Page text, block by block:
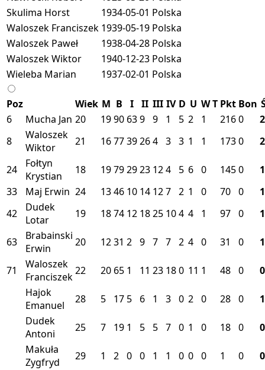
Skulima Horst
1934-05-01 Polska
Waloszek Franciszek 1939-05-19 Polska
Waloszek Paweł
1938-04-28 Polska
Waloszek Wiktor
1940-12-23 Polska
Wieleba Marian
1937-02-01 Polska
Poz Wiek M B I II III IV D U WT Pkt Bon
6
Mucha Jan 20 1990 639 9 1 5 2 1 2160
8
Waloszek
Wiktor
21 167739264 3 3 1 1 1730
24
Fołtyn
Krystian
18 19792923 124 5 6 0 1450
33
Maj Erwin 24 1346 10 14 127 2 1 0 70 0
42
Dudek
Lotar
19 1874 12 1825 104 4 1 97 0
63
Brabainski
Erwin
20 1231 2 9 7 7 2 4 0 31 0
71
Waloszek
Franciszek22 20 65 1 11 23 180 11 1 48 0
Hajok
Emanuel
28 5 17 5 6 1 3 0 2 0 28 0
Dudek
Antoni
25 7 19 1 5 5 7 0 1 0 18 0
Makuła
Zygfryd
29 1 2 0 0 1 1 0 0 0 1 0